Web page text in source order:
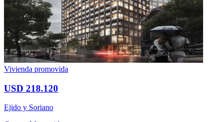
Vivienda promovida
USD 218.120
Ejido y Soriano